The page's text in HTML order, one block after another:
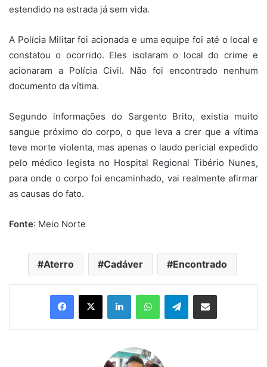
estendido na estrada já sem vida.
A Polícia Militar foi acionada e uma equipe foi até o local e
constatou o ocorrido. Eles isolaram o local do crime e
acionaram a Polícia Civil. Não foi encontrado nenhum
documento da vítima.
Segundo informações do Sargento Brito, existia muito
sangue próximo do corpo, o que leva a crer que a vítima
teve morte violenta, mas apenas o laudo pericial expedido
pelo médico legista no Hospital Regional Tibério Nunes,
para onde o corpo foi encaminhado, vai realmente afirmar
as causas do fato.
Fonte: Meio Norte
Aterro Cadáver Encontrado
Telegram